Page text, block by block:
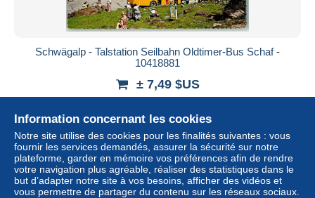
Schwägalp - Talstation Seilbahn Oldtimer-Bus Schaf -
10418881
± 7,49 $US
Statut
Nouveau
Information concernant les cookies
Notre site utilise des cookies pour les finalités suivantes : vous
fournir les services demandés, assurer la sécurité sur notre
plateforme, garder en mémoire vos préférences afin de rendre
votre navigation plus agréable, réaliser des statistiques dans le
but d’adapter notre site à vos besoins, afficher des vidéos et
vous permettre de partager du contenu sur les réseaux sociaux.